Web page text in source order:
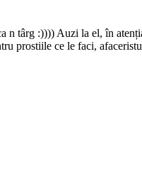
n târg :)))) Auzi la el, în
prostiile ce le faci,